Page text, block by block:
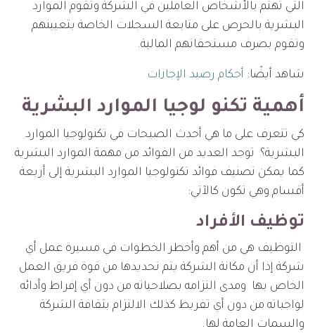
التي تهتم بالأشخاص العاملين في الشركة وتقوم الموارد
البشرية بالحرص على متابعة السجلات الخاصة بتعيينهم
وتقوم بصرف مستحقاتهم المالية.
شاهد أيضًا: أحكام رصيد الإجازات
أهمية تكنو لوجيا الموارد البشرية
كي تتعرف على ما هي أحدث الصيحات في تكنولوجيا الموارد
البشرية؟ توجد العديد من الفوائد من مهمة الموارد البشرية
كما يمكن تصنيف فوائد تكنولوجيا الموارد البشرية إلى أربعة
أقسام وهي تكون كالآتي:
توظيف الأفراد
التوظيف هي من أهم وأخطر الخطوات في مسيرة عمل أي
شركة إذا أن مكانة الشركة يتم تحديدها من قوة فريق العمل
الخاص بها ومدى التزامه بصلاحياته من دون أي إفراط وأدائه
لواجباته من دون أي تفريط كذلك الالتزام بثقافة الشركة
والسمات العامة لها.